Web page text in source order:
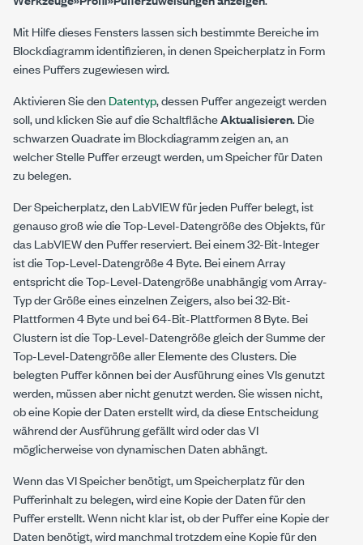
Mit Hilfe dieses Fensters lassen sich bestimmte Bereiche im
Blockdiagramm identifizieren, in denen Speicherplatz in Form
eines Puffers zugewiesen wird.
Aktivieren Sie denDatentyp, dessen Puffer angezeigt werden
soll, und klicken Sie auf die SchaltflächeAktualisieren. Die
schwarzen Quadrate im Blockdiagramm zeigen an, an
welcher Stelle Puffer erzeugt werden, um Speicher für Daten
zu belegen.
Der Speicherplatz, den LabVIEW für jeden Puffer belegt, ist
genauso groß wie die Top-Level-Datengröße des Objekts, für
das LabVIEW den Puffer reserviert. Bei einem 32-Bit-Integer
ist die Top-Level-Datengröße 4 Byte. Bei einem Array
entspricht die Top-Level-Datengröße unabhängig vom Array-
Typ der Größe eines einzelnen Zeigers, also bei 32-Bit-
Plattformen 4 Byte und bei 64-Bit-Plattformen 8 Byte. Bei
Clustern ist die Top-Level-Datengröße gleich der Summe der
Top-Level-Datengröße aller Elemente des Clusters. Die
belegten Puffer können bei der Ausführung eines VIs genutzt
werden, müssen aber nicht genutzt werden. Sie wissen nicht,
ob eine Kopie der Daten erstellt wird, da diese Entscheidung
während der Ausführung gefällt wird oder das VI
möglicherweise von dynamischen Daten abhängt.
Wenn das VI Speicher benötigt, um Speicherplatz für den
Pufferinhalt zu belegen, wird eine Kopie der Daten für den
Puffer erstellt. Wenn nicht klar ist, ob der Puffer eine Kopie der
Daten benötigt, wird manchmal trotzdem eine Kopie für den